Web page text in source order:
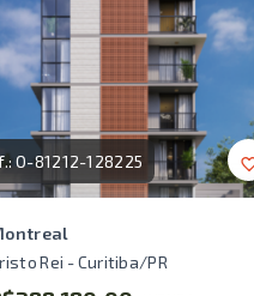
O-81212-128225
Rei - Curitiba/PR